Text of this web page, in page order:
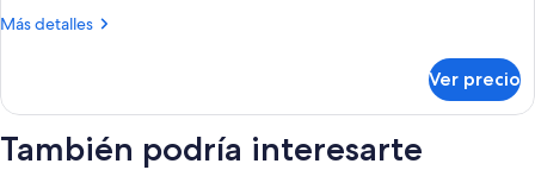
camas
Más detalles
Más
económica,
camas
Ver precio
También podría interesarte